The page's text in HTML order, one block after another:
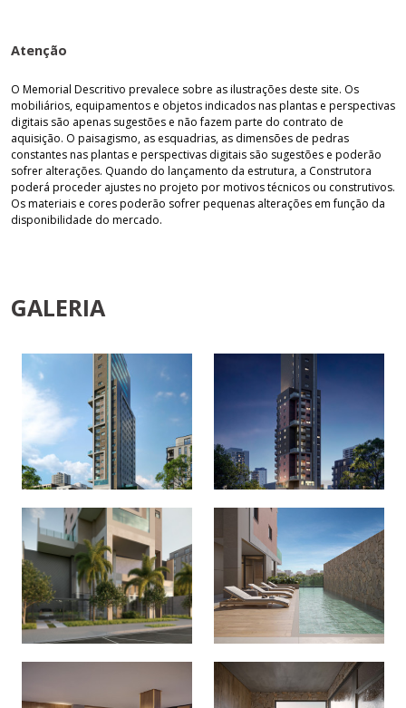
Atenção
O Memorial Descritivo prevalece sobre as ilustrações deste site. Os
mobiliários, equipamentos e objetos indicados nas plantas e perspectivas
digitais são apenas sugestões e não fazem parte do contrato de
aquisição. O paisagismo, as esquadrias, as dimensões de pedras
constantes nas plantas e perspectivas digitais são sugestões e poderão
sofrer alterações. Quando do lançamento da estrutura, a Construtora
poderá proceder ajustes no projeto por motivos técnicos ou construtivos.
Os materiais e cores poderão sofrer pequenas alterações em função da
disponibilidade do mercado.